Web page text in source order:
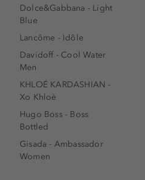
Dolce&Gabbana - Light
Blue
Lancôme - Idôle
Davidoff - Cool Water
Men
KHLOÉ KARDASHIAN -
Xo Khloè
Hugo Boss - Boss
Bottled
Gisada - Ambassador
Women